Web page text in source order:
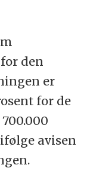
den
er
for de
avisen